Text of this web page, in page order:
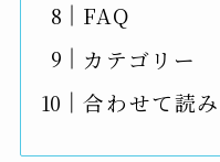
FAQ
カテゴリー
合わせて読